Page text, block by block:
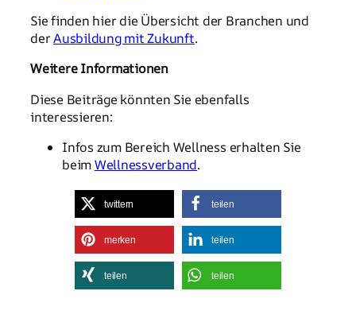
Sie finden hier die Übersicht der Branchen und
derAusbildung mit Zukunft.
Weitere Informationen
Diese Beiträge könnten Sie ebenfalls
interessieren:
Infos zum Bereich Wellness erhalten Sie
beimWellnessverband.
twittern teilen
merken teilen
teilen teilen